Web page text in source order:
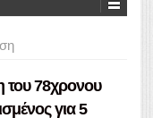
του 78χρονου
για 5